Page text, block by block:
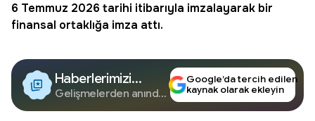
6 Temmuz 2026 tarihi itibarıyla imzalayarak bir
finansal ortaklığa imza attı.
Haberlerimizi
Google'da Takip
Edin
Gelişmelerden anında
Google’da tercih edilen
kaynak olarak ekleyin